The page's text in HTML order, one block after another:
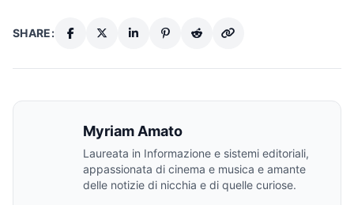
SHARE:
Myriam Amato
Laureata in Informazione e sistemi editoriali,
appassionata di cinema e musica e amante
delle notizie di nicchia e di quelle curiose.